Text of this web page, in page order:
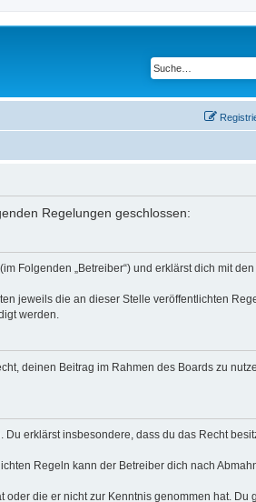
Regelungen geschlossen:
Folgenden „Betreiber“) und erklärst dich mit
jeweils die an dieser Stelle veröffentlichten
werden.
deinen Beitrag im Rahmen des Boards zu
erklärst insbesondere, dass du das Recht
Regeln kann der Betreiber dich nach
die er nicht zur Kenntnis genommen hat. Du